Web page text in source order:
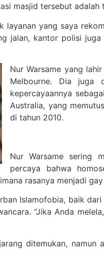
masjid tersebut adalah
layanan yang saya
jalan, kantor polisi
Nur Warsame yang
Melbourne. Dia juga
kepercayaannya
Australia, yang
di tahun 2010.
Nur Warsame sering
percaya bahwa
rasanya menjadi
Islamofobia, baik
“Jika Anda
ditemukan,